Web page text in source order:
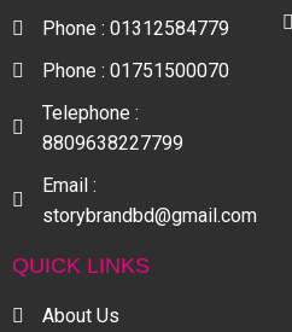
Phone : 01312584779
Phone : 01751500070
Telephone :
8809638227799
Email :
storybrandbd@gmail.com
QUICK LINKS
About Us